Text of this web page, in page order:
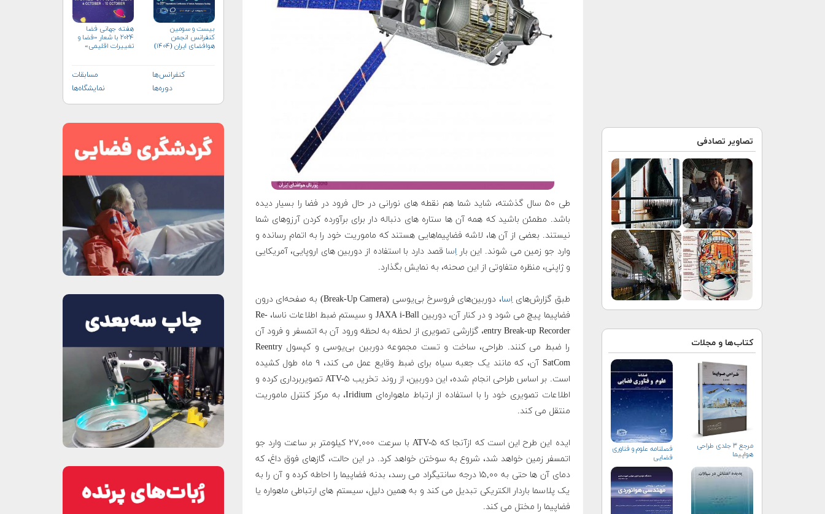
تصاویر تصادفی
کتاب‌ها و مجلات
مرجع ۳ جلدی طراحی
هواپیما
فصلنامه علوم و فناوری
فضایی
طی ۵۰ سال گذشته، شاید شما هم نقطه های نورانی در حال فرود در فضا را بسیار دیده
باشد. مطمئن باشید که همه آن ها ستاره های دنباله دار برای برآورده کردن آرزوهای شما
نیستند. بعضی از آن ها، لاشه فضاپیماهایی هستند که ماموریت خود را به اتمام رسانده و
وارد جو زمین می شوند. این باراِسا قصد دارد با استفاده از دوربین های اروپایی، آمریکایی
و ژاپنی، منظره متفاوتی از این صحنه، به نمایش بگذارد.
طبق گزارش‌هایاِسا
، دوربین‌های فروسرخ بی‌یو‌سی (Break-Up Camera) به صفحه‌ای درون
فضاپیما پیچ می شود و در کنار آن، دوربین JAXA i-Ball و سیستم ضبط اطلاعات ناسا، Re-
entry Break-up Recorder، گزارشی تصویری از لحظه به لحظه ورود آن به اتمسفر و فرود آن
را ضبط می کنند. طراحی، ساخت و تست مجموعه دوربین بی‌یو‌سی و کپسول Reentry
SatCom آن، که مانند یک جعبه سیاه برای ضبط وقایع عمل می کند، ۹ ماه طول کشیده
است. بر اساس طراحی انجام شده، این دوربین، از روند تخریب ATV-۵ تصویربرداری کرده و
اطلاعات تصویری خود را با استفاده از ارتباط ماهواره‌ای Iridium، به مرکز کنترل ماموریت
منتقل می کند.
ایده این طرح این است که ازآنجا که ATV-۵ با سرعت ۲۷,۰۰۰ کیلومتر بر ساعت وارد جو
اتمسفر زمین خواهد شد، شروع به سوختن خواهد کرد. در این حالت، گازهای فوق داغ، که
دمای آن ها حتی به ۱۵,۰۰ درجه سانتیگراد می رسد، بدنه فضاپیما را احاطه کرده و آن را به
یک پلاسما باردار الکتریکی تبدیل می کند و به همین دلیل، سیستم های ارتباطی ماهواره یا
فضاپیما را مختل می کند.
بیست و سومین
کنفرانس انجمن
هوافضای ايران (۱۴۰۴)
هفته جهانی فضا
۲۰۲۴ با شعار «فضا و
تغییرات اقلیمی»
کنفرانس‌ها
مسابقات
دوره‌ها
نمایشگاه‌ها